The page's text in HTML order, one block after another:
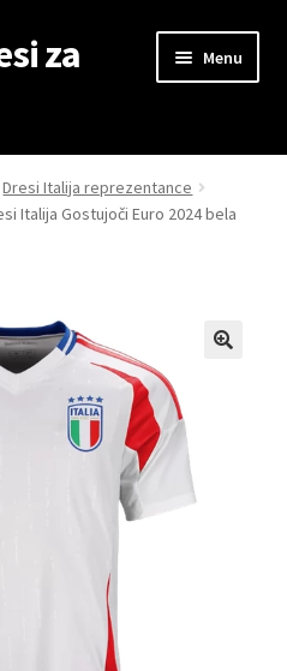
za
Menu
Dresi Italija reprezentance
Italija Gostujoči Euro 2024 bela